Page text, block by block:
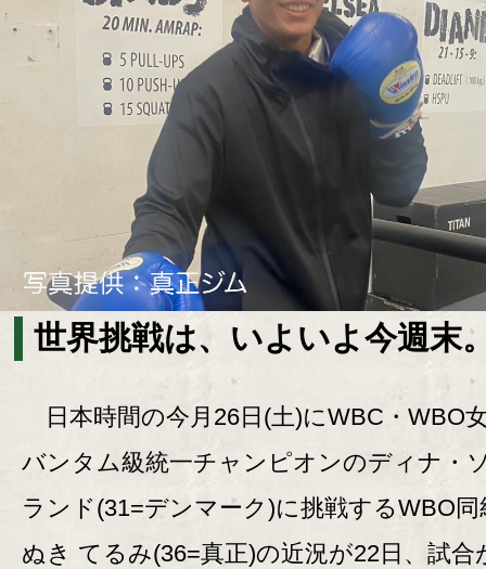
世界挑戦は、いよいよ今週末
日本時間の今月26日(土)にWBC・WBO
バンタム級統一チャンピオンのディナ・
ランド(31=デンマーク)に挑戦するWBO同
ぬき てるみ(36=真正)の近況が22日、試合